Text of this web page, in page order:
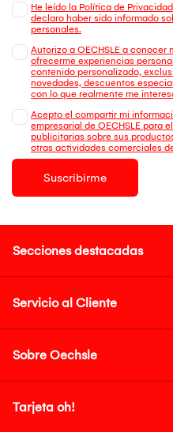
He leído la Política de
declaro haber sido informado
personales.
Autorizo a OECHSLE a
ofrecerme experiencias
contenido personalizado,
novedades, descuentos
con lo que realmente me
Acepto el compartir mi
empresarial de OECHSLE para
publicitarias sobre sus
otras actividades comerciales
Suscribirme
Secciones destacadas
Servicio al Cliente
Sobre Oechsle
Tarjeta oh!